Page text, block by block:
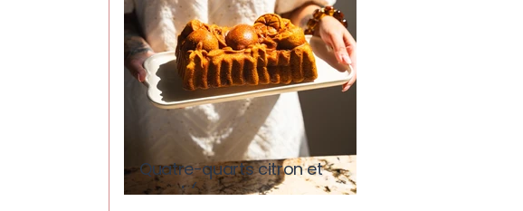
Quatre-quarts citron et
pavot (avec ou sans